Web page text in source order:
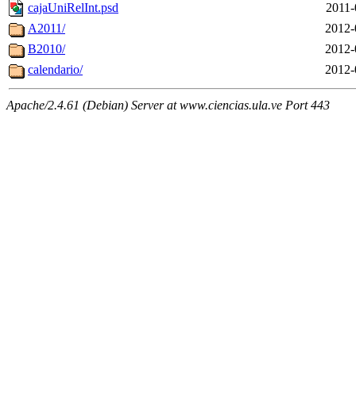
cajaUniRelInt.psd
A2011/
B2010/
calendario/
Apache/2.4.61 (Debian) Server at www.ciencias.ula.ve Port 443